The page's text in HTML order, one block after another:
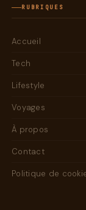
RUBRIQUES
Accueil
Tech
Lifestyle
Voyages
À propos
Contact
Politique de